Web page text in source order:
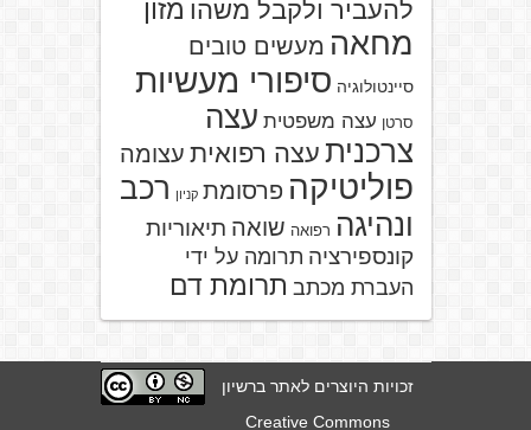
להעביר ולקבל משהו מזון
מחאה מעשים טובים
סיינטולוגיה סיפורי מעשיות
סרטן עצה משפטית עצה
צרכנית עצה רפואית עצומה
פוליטיקה פרסומת קניון רכב
ונהיגה רפואה שואה תיאוריות
קונספירציה תרומה על ידי
העברת מכתב תרומת דם
זכויות היוצרים לאתר ברשיון
Creative Commons